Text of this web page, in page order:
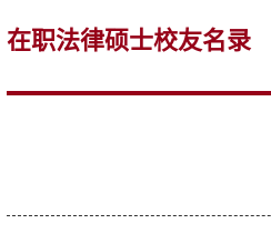
在职法律硕士校友名录